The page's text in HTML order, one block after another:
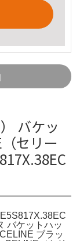
バケッ
セリー
バケットハッ
ブラッ